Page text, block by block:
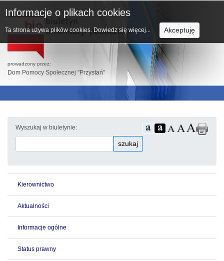
prowadzony przez:
Dom Pomocy Społecznej "Przystań"
Wyszukaj w biuletynie:
szukaj
Kierownictwo
Aktualności
Informacje ogólne
Status prawny
Informacje o plikach cookies
Ta strona używa plików cookies. Dowiedz się więcej... Akceptuję